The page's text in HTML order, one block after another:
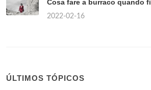
Cosa fare a burraco quando
2022-02-16
ÚLTIMOS TÓPICOS